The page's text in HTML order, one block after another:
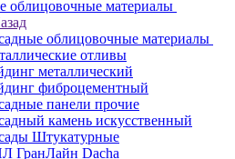
облицовочные материалы
облицовочные материалы
отливы
металлический
фиброцементный
панели прочие
камень искусственный
Штукатурные
ГранЛайн Dacha